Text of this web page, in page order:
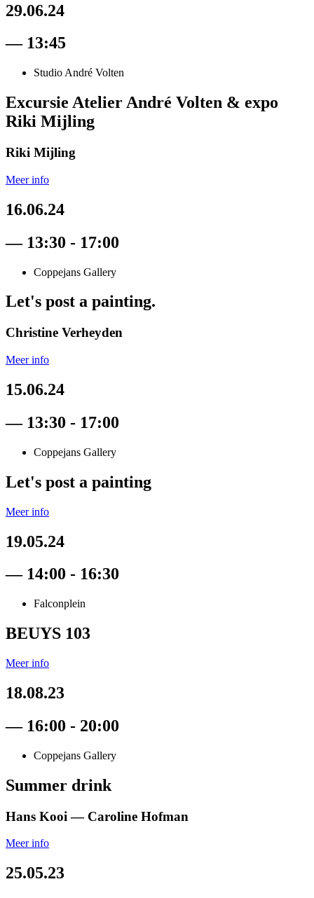
29.06.24
— 13:45
Studio André Volten
Excursie Atelier André Volten & expo
Riki Mijling
Riki Mijling
Meer info
16.06.24
— 13:30 - 17:00
Coppejans Gallery
Let's post a painting.
Christine Verheyden
Meer info
15.06.24
— 13:30 - 17:00
Coppejans Gallery
Let's post a painting
Meer info
19.05.24
— 14:00 - 16:30
Falconplein
BEUYS 103
Meer info
18.08.23
— 16:00 - 20:00
Coppejans Gallery
Summer drink
Hans Kooi — Caroline Hofman
Meer info
25.05.23